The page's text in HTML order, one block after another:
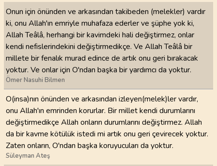
Onun için önünden ve arkasından takibeden (melekler) vardır
ki, onu Allah'ın emriyle muhafaza ederler ve şüphe yok ki,
Allah Teâlâ, herhangi bir kavimdeki hali değiştirmez, onlar
kendi nefislerindekini değiştirmedikçe. Ve Allah Teâlâ bir
millete bir fenalık murad edince de artık onu geri bırakacak
yoktur. Ve onlar için O'ndan başka bir yardımcı da yoktur.
Ömer Nasuhi Bilmen
O(insa)nın önünden ve arkasından izleyen(melek)ler vardır,
onu Allah'ın emrinden korurlar. Bir millet kendi durumlarını
değiştirmedikçe Allah onların durumlarını değiştirmez. Allah
da bir kavme kötülük istedi mi artık onu geri çevirecek yoktur.
Zaten onların, O'ndan başka koruyucuları da yoktur.
Süleyman Ateş